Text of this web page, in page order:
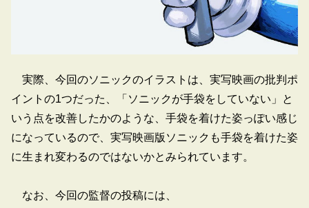
実際、今回のソニックのイラストは、実写映画の批判ポ
イントの1つだった、「ソニックが手袋をしていない」と
いう点を改善したかのような、手袋を着けた姿っぽい感じ
になっているので、実写映画版ソニックも手袋を着けた姿
に生まれ変わるのではないかとみられています。
なお、今回の監督の投稿には、